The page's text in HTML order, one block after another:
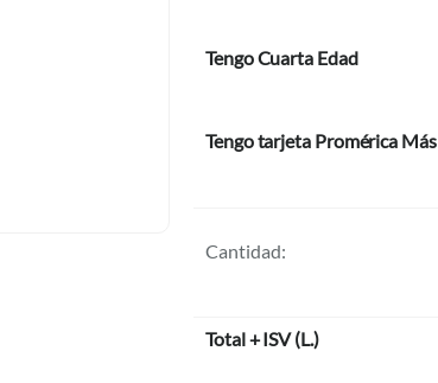
Tengo Cuarta Edad
Tengo tarjeta Promérica Más
Cantidad:
Total + ISV(L.)